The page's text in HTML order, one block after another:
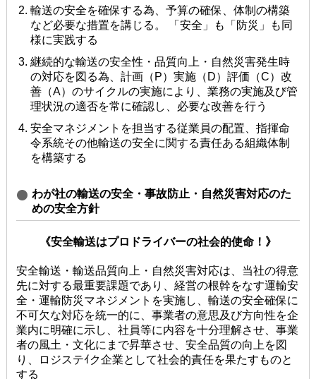
輸送の安全を確保する為、予算の確保、体制の構築
など必要な措置を講じる。 「安全」も「防災」も同
様に実践する
継続的な輸送の安全性・品質向上・⾃然災害発⽣時
の対応を図る為、計画（P）実施（D）評価（C）改
善（A）のサイクルの実施により、業務の実施及び管
理状況の適否を常に確認し、必要な改善を⾏う
安全マネジメントを担当する従業員の配置、指揮命
令系統その他輸送の安全に関する責任ある組織体制
を構築する
わが社の輸送の安全・事故防⽌・⾃然災害対応のた
めの安全⽅針
《安全輸送はプロドライバーの社会的使命！》
安全輸送・輸送品質向上・⾃然災害対応は、当社の得意
先に対する最重要課題であり、経営の根幹をなす運輸安
全・運輸防災マネジメントを実施し、輸送の安全確保に
不可⽋な対応を統⼀的に、事業者の意思及び⽅向性を企
業内に明確に⽰し、社員等に内容を⼗分理解させ、事業
者の⾵⼟・⽂化にまで昇華させ、安全品質の向上を図
り、ロジステｲク企業として社会的責任を果たすものと
する